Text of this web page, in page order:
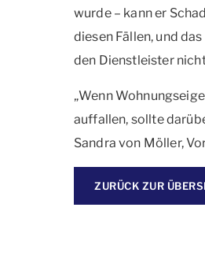
wurde – kann er
diesen Fällen, und
den Dienstleister
„Wenn
auffallen, sollte
Sandra von Möller,
ZURÜCK ZUR